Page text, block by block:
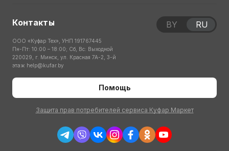
Контакты
ООО «Куфар Тех», УНП 191767445
Пн-Пт: 10:00 – 18:00; Сб, Вс: Выходной
220029, г. Минск, ул. Красная 7А-2, 3-й
этаж help@kufar.by
Помощь
Защита прав потребителей сервиса Куфар Маркет
BY RU